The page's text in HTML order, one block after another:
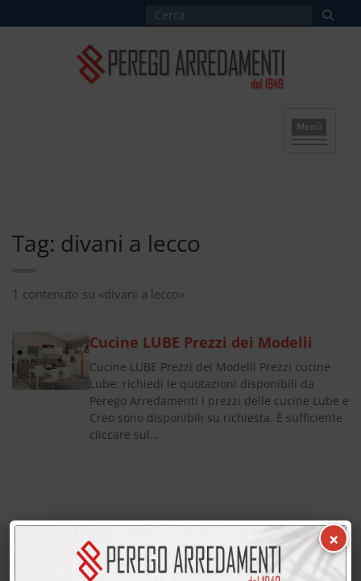
Menù
Tag: divani a lecco
1 contenuto su «divani a lecco»
Cucine LUBE Prezzi dei Modelli
Cucine LUBE Prezzi dei Modelli Prezzi cucine
Lube: richiedi le quotazioni disponibili da
Perego Arredamenti I prezzi delle cucine Lube e
Creo sono disponibili su richiesta. È sufficiente
cliccare sul…
×